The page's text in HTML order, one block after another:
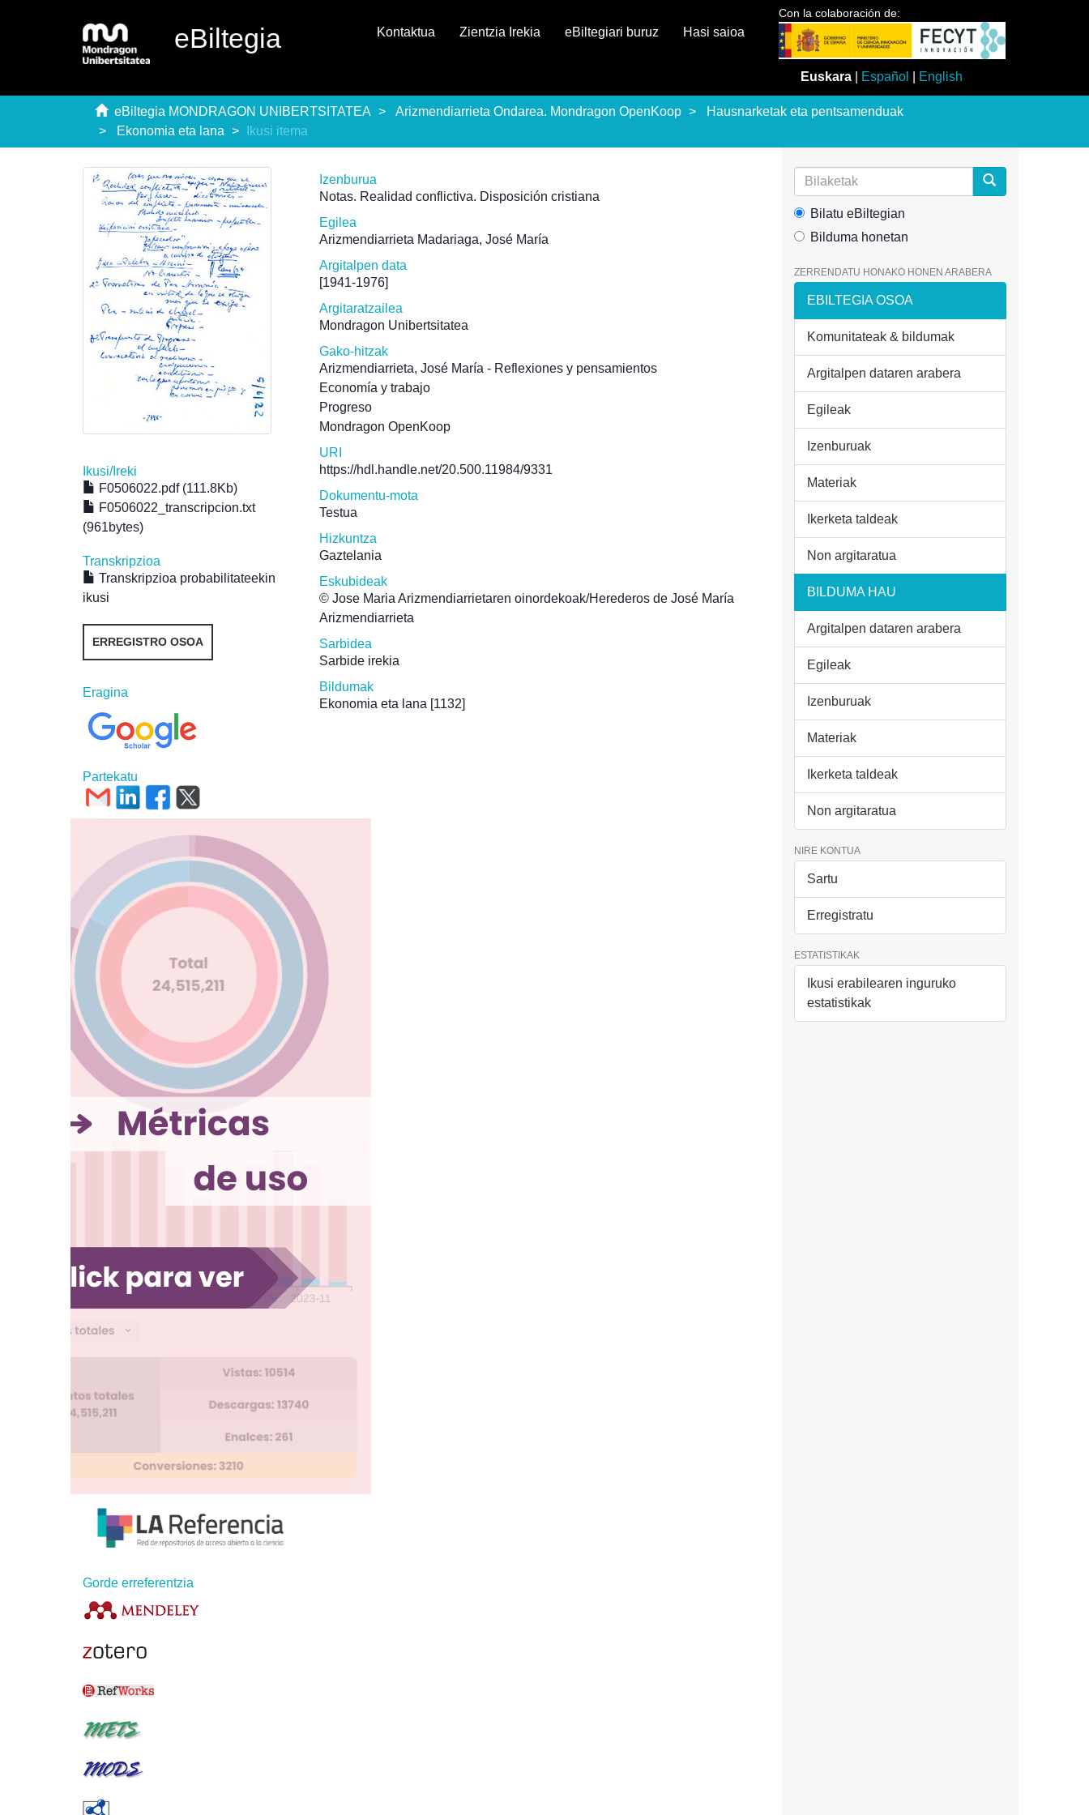
eBiltegia
Con la colaboración de:
Euskara Español English
Kontaktua Zientzia Irekia eBiltegiari buruz Hasi saioa
eBiltegia MONDRAGON UNIBERTSITATEA Arizmendiarrieta Ondarea. Mondragon OpenKoop
Hausnarketak eta pentsamenduak
Ekonomia eta lana
Ikusi itema
Ikusi/Ireki
F0506022.pdf (111.8Kb)
F0506022_transcripcion.txt
(961bytes)
Transkripzioa
Transkripzioa probabilitateekin
ikusi
ERREGISTRO OSOA
Eragina
Partekatu
Gorde erreferentzia
Izenburua
Notas. Realidad conflictiva. Disposición cristiana
Egilea
Arizmendiarrieta Madariaga, José María
Argitalpen data
[1941-1976]
Argitaratzailea
Mondragon Unibertsitatea
Gako-hitzak
Arizmendiarrieta, José María - Reflexiones y pensamientos
Economía y trabajo
Progreso
Mondragon OpenKoop
URI
https://hdl.handle.net/20.500.11984/9331
Dokumentu-mota
Testua
Hizkuntza
Gaztelania
Eskubideak
© Jose Maria Arizmendiarrietaren oinordekoak/Herederos de José María
Arizmendiarrieta
Sarbidea
Sarbide irekia
Bildumak
Ekonomia eta lana [1132]
Bilatu eBiltegian
Bilduma honetan
ZERRENDATU HONAKO HONEN ARABERA
EBILTEGIA OSOA
Komunitateak & bildumak
Argitalpen dataren arabera
Egileak
Izenburuak
Materiak
Ikerketa taldeak
Non argitaratua
BILDUMA HAU
Argitalpen dataren arabera
Egileak
Izenburuak
Materiak
Ikerketa taldeak
Non argitaratua
NIRE KONTUA
Sartu
Erregistratu
ESTATISTIKAK
Ikusi erabilearen inguruko
estatistikak